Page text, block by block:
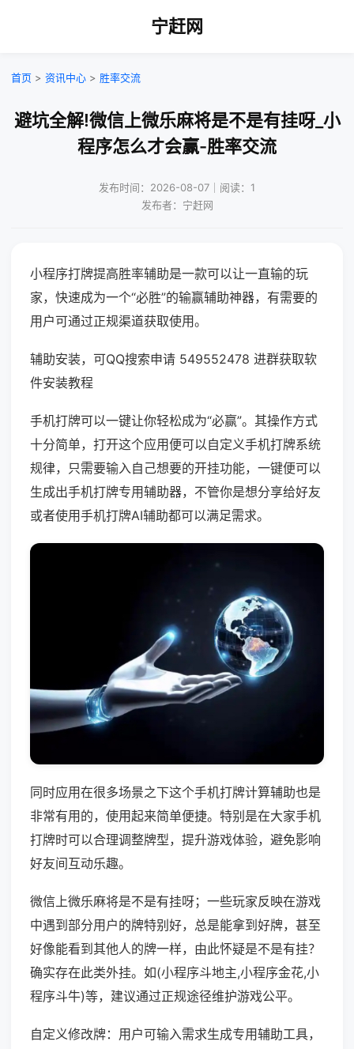
宁赶网
首页 > 资讯中心 > 胜率交流
避坑全解!微信上微乐麻将是不是有挂呀_小
程序怎么才会赢-胜率交流
发布时间：2026-08-07｜阅读：1
发布者：宁赶网
小程序打牌提高胜率辅助是一款可以让一直输的玩
家，快速成为一个“必胜”的输赢辅助神器，有需要的
用户可通过正规渠道获取使用。
辅助安装，可QQ搜索申请 549552478 进群获取软
件安装教程
手机打牌可以一键让你轻松成为“必赢”。其操作方式
十分简单，打开这个应用便可以自定义手机打牌系统
规律，只需要输入自己想要的开挂功能，一键便可以
生成出手机打牌专用辅助器，不管你是想分享给好友
或者使用手机打牌AI辅助都可以满足需求。
同时应用在很多场景之下这个手机打牌计算辅助也是
非常有用的，使用起来简单便捷。特别是在大家手机
打牌时可以合理调整牌型，提升游戏体验，避免影响
好友间互动乐趣。
微信上微乐麻将是不是有挂呀；一些玩家反映在游戏
中遇到部分用户的牌特别好，总是能拿到好牌，甚至
好像能看到其他人的牌一样，由此怀疑是不是有挂？
确实存在此类外挂。如(小程序斗地主,小程序金花,小
程序斗牛)等，建议通过正规途径维护游戏公平。
自定义修改牌：用户可输入需求生成专用辅助工具，